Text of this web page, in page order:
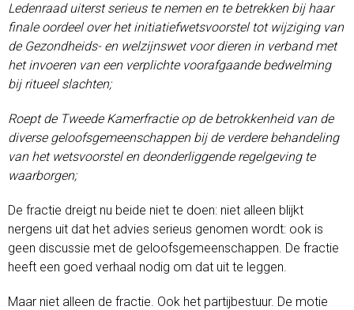
Ledenraad uiterst serieus te nemen en te betrekken bij haar
finale oordeel over het initiatiefwetsvoorstel tot wijziging van
de Gezondheids- en welzijnswet voor dieren in verband met
het invoeren van een verplichte voorafgaande bedwelming
bij ritueel slachten;
Roept de Tweede Kamerfractie op de betrokkenheid van de
diverse geloofsgemeenschappen bij de verdere behandeling
van het wetsvoorstel en deonderliggende regelgeving te
waarborgen;
De fractie dreigt nu beide niet te doen: niet alleen blijkt
nergens uit dat het advies serieus genomen wordt: ook is
geen discussie met de geloofsgemeenschappen. De fractie
heeft een goed verhaal nodig om dat uit te leggen.
Maar niet alleen de fractie. Ook het partijbestuur. De motie